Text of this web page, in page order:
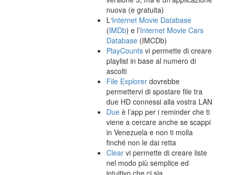
nuova (e gratuita)
L‘Internet Movie Database
(IMDb) e l’Internet Movie Cars
Database (IMCDb)
PlayCounts vi permette di creare
playlist in base al numero di
ascolti
File Explorer dovrebbe
permettervi di spostare file tra
due HD connessi alla vostra LAN
Due è l’app per i reminder che ti
viene a cercare anche se scappi
in Venezuela e non ti molla
finché non le dai retta
Clear vi permette di creare liste
nel modo più semplice ed
intuitivo che ci sia